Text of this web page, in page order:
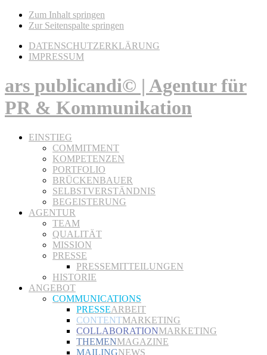
Zum Inhalt springen
Zur Seitenspalte springen
DATENSCHUTZERKLÄRUNG
IMPRESSUM
ars publicandi© | Agentur für
PR & Kommunikation
EINSTIEG
COMMITMENT
KOMPETENZEN
PORTFOLIO
BRÜCKENBAUER
SELBSTVERSTÄNDNIS
BEGEISTERUNG
AGENTUR
TEAM
QUALITÄT
MISSION
PRESSE
PRESSEMITTEILUNGEN
HISTORIE
ANGEBOT
COMMUNICATIONS
PRESSEARBEIT
CONTENTMARKETING
COLLABORATIONMARKETING
THEMENMAGAZINE
MAILINGNEWS